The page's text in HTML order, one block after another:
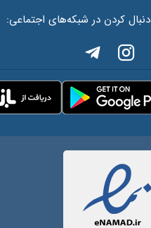
دنبال کردن در شبکه‌های اجتماعی: